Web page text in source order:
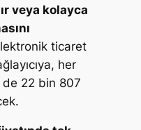
veya kolayca
ticaret
her
de 22 bin 807